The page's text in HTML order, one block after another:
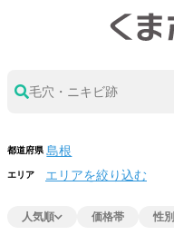
毛穴・ニキビ跡
都道府県
エリア エリアを絞り込む
人気順 価格帯 性別